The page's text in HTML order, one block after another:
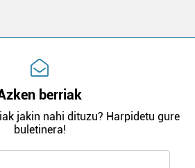
berriak
jakin nahi dituzu? Harpidetu gure
buletinera!